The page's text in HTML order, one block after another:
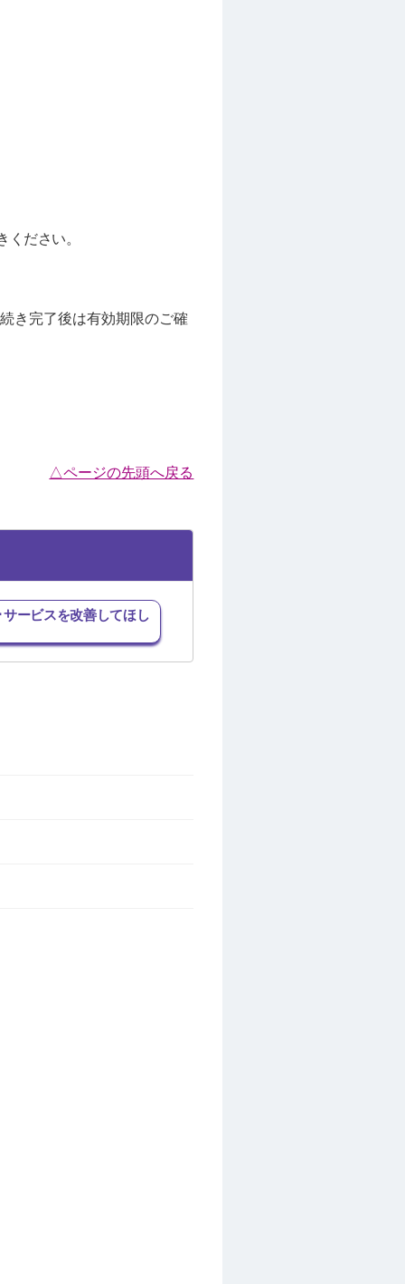
ださい。
き完了後は有効期限のご確
△ページの先頭へ戻る
サービスを改善してほし